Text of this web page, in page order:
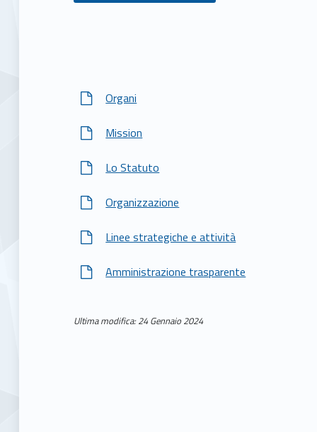
h
i
s
i
a
m
Organi
Mission
Lo Statuto
Organizzazione
Linee strategiche e attività
Amministrazione trasparente
Ultima modifica: 24 Gennaio 2024
Skip back to main navigation